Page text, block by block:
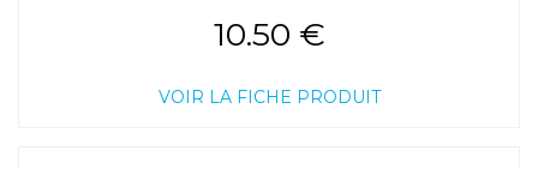
10.50 €
VOIR LA FICHE PRODUIT